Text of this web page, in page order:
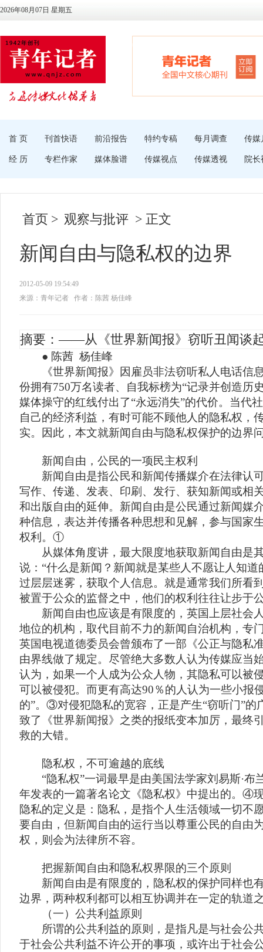
2026年08月07日 星期五
首 页 刊首快语 前沿报告 特约专稿 每月调查 传媒
经 历 专栏作家 媒体脸谱 传媒视点 传媒透视 院长
首页 > 观察与批评 > 正文
新闻自由与隐私权的边界
2012-05-09 19:54:49
来源：青年记者
作者：陈茜 杨佳峰
摘要：——从《世界新闻报》窃听丑闻谈
● 陈茜 杨佳峰
《世界新闻报》因雇员非法窃听私人电话信
份拥有750万名读者、自我标榜为“记录并创造历
媒体操守的红线付出了“永远消失”的代价。当代
自己的经济利益，有时可能不顾他人的隐私权，
实。因此，本文就新闻自由与隐私权保护的边界
新闻自由，公民的一项民主权利
新闻自由是指公民和新闻传播媒介在法律认
写作、传递、发表、印刷、发行、获知新闻或相
和出版自由的延伸。新闻自由是公民通过新闻媒
种信息，表达并传播各种思想和见解，参与国家
权利。①
从媒体角度讲，最大限度地获取新闻自由是
说：“什么是新闻？新闻就是某些人不愿让人知
过层层迷雾，获取个人信息。就是通常我们所看
被置于公众的监督之中，他们的权利往往让步于
新闻自由也应该是有限度的，英国上层社会
地位的机构，取代目前不力的新闻自治机构，专
英国电视道德委员会曾颁布了一部《公正与隐私
由界线做了规定。尽管绝大多数人认为传媒应当
认为，如果一个人成为公众人物，其隐私可以被
可以被侵犯。而更有高达90％的人认为一些小报
的”。③对侵犯隐私的宽容，正是产生“窃听门”的
致了《世界新闻报》之类的报纸变本加厉，最终
救的大错。
隐私权，不可逾越的底线
“隐私权”一词最早是由美国法学家刘易斯·布
年发表的一篇著名论文《隐私权》中提出的。④
隐私的定义是：隐私，是指个人生活领域一切不
要自由，但新闻自由的运行当以尊重公民的自由
权，则会为法律所不容。
把握新闻自由和隐私权界限的三个原则
新闻自由是有限度的，隐私权的保护同样也
边界，两种权利都可以相互协调并在一定的轨道
（一）公共利益原则
所谓的公共利益的原则，是指凡是与社会公
于社会公共利益不许公开的事项，或许出于社会